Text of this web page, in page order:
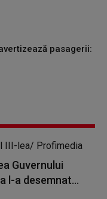
pasagerii:
Guvernului
l-a desemnat...